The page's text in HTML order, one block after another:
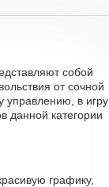
собой
от сочной
управлению, в игру
данной категории
графику,